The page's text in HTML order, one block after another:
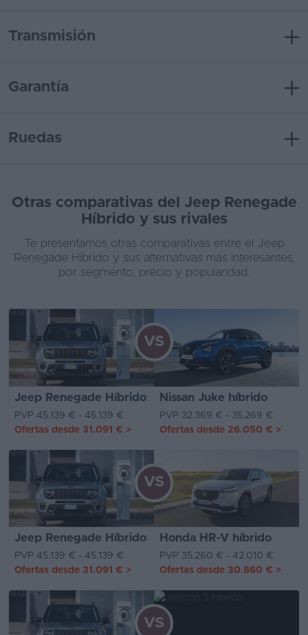
Transmisión
Garantía
Ruedas
Otras comparativas del Jeep Renegade
Híbrido y sus rivales
Te presentamos otras comparativas entre el Jeep
Renegade Híbrido y sus alternativas más interesantes,
por segmento, precio y popularidad.
Jeep Renegade Híbrido Nissan Juke híbrido
VS
PVP 45.139 € - 45.139 €
PVP 32.369 € - 35.269 €
Ofertas desde 31.091 € > Ofertas desde 26.050 € >
Jeep Renegade Híbrido Honda HR-V híbrido
VS
PVP 45.139 € - 45.139 €
PVP 35.260 € - 42.010 €
Ofertas desde 31.091 € > Ofertas desde 30.860 € >
VS